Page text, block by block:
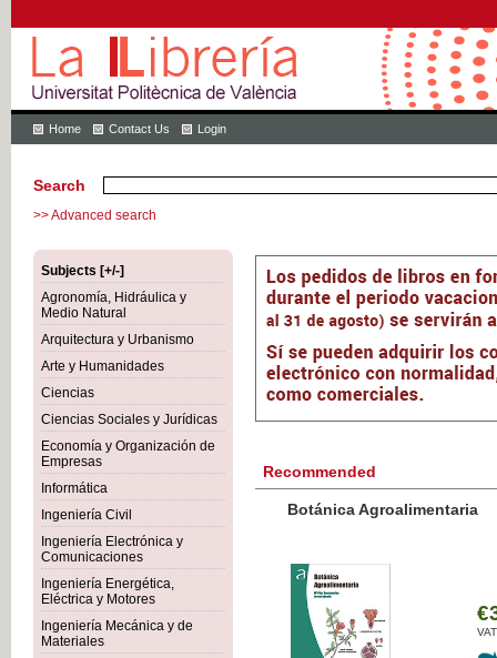
Home Contact Us Login
Search
>> Advanced search
Subjects [+/-]
Agronomía, Hidráulica y
Medio Natural
Arquitectura y Urbanismo
Arte y Humanidades
Ciencias
Ciencias Sociales y Jurídicas
Economía y Organización de
Empresas
Informática
Ingeniería Civil
Ingeniería Electrónica y
Comunicaciones
Ingeniería Energética,
Eléctrica y Motores
Ingeniería Mecánica y de
Materiales
Recommended
Botánica Agroalimentaria
VAT